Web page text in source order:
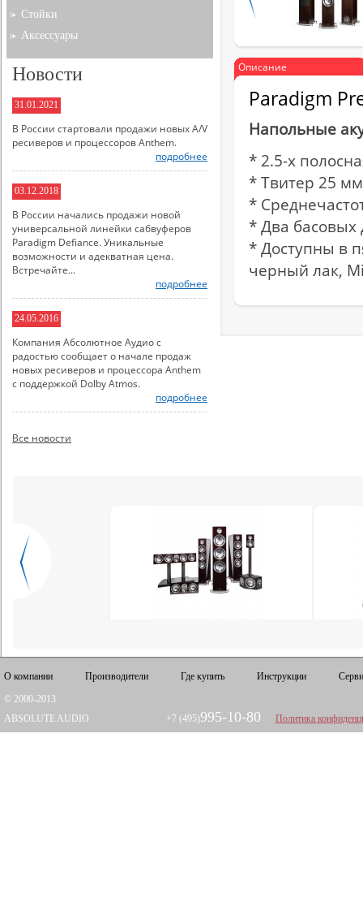
Описание
Paradigm
Напольные
* 2.5-х
* Твитер 25
*
* Два
* Доступны в
черный лак,
Стойки
Аксессуары
Новости
31.01.2021
В России стартовали продажи новых A/V
ресиверов и процессоров Anthem.
подробнее
03.12.2018
В России начались продажи новой
универсальной линейки сабвуферов
Paradigm Defiance. Уникальные
возможности и адекватная цена.
Встречайте...
подробнее
24.05.2016
Компания Абсолютное Аудио с
радостью сообщает о начале продаж
новых ресиверов и процессора Anthem
с поддержкой Dolby Atmos.
подробнее
Все новости
О компании Производители Где купить Инструкции
© 2000-2013
ABSOLUTE AUDIO
+7 (495)995-10-80 Политика